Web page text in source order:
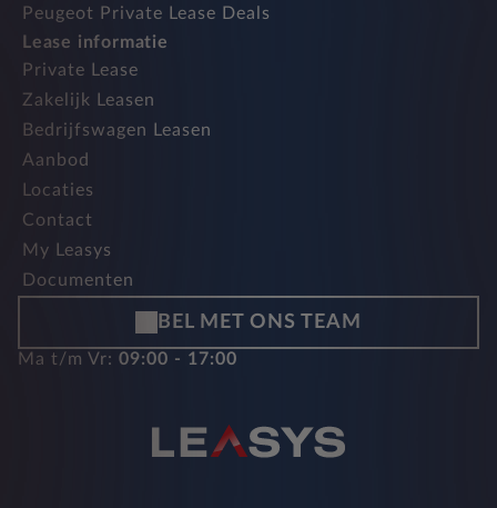
Peugeot Private Lease Deals
Lease informatie
Private Lease
Zakelijk Leasen
Bedrijfswagen Leasen
Aanbod
Locaties
Contact
My Leasys
Documenten
BEL MET ONS TEAM
Ma t/m Vr: 09:00 - 17:00